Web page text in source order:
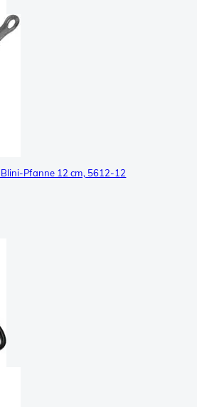
Pfanne 12 cm, 5612-12